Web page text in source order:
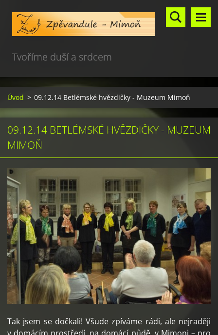
Tvoříme duší a srdcem
Úvod > 09.12.14 Betlémské hvězdičky - Muzeum Mimoň
09.12.14 BETLÉMSKÉ HVĚZDIČKY - MUZEUM
MIMOŇ
Tak jsem se dočkali! Všude zpíváme rádi, ale nejraději